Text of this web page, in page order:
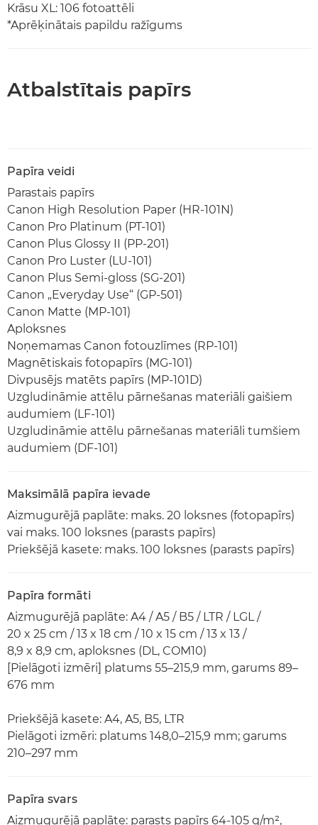
Krāsu XL: 106 fotoattēli
*Aprēķinātais papildu ražīgums
Atbalstītais papīrs
Papīra veidi
Parastais papīrs
Canon High Resolution Paper (HR-101N)
Canon Pro Platinum (PT-101)
Canon Plus Glossy II (PP-201)
Canon Pro Luster (LU-101)
Canon Plus Semi-gloss (SG-201)
Canon „Everyday Use“ (GP-501)
Canon Matte (MP-101)
Aploksnes
Noņemamas Canon fotouzlīmes (RP-101)
Magnētiskais fotopapīrs (MG-101)
Divpusējs matēts papīrs (MP-101D)
Uzgludināmie attēlu pārnešanas materiāli gaišiem
audumiem (LF-101)
Uzgludināmie attēlu pārnešanas materiāli tumšiem
audumiem (DF-101)
Maksimālā papīra ievade
Aizmugurējā paplāte: maks. 20 loksnes (fotopapīrs)
vai maks. 100 loksnes (parasts papīrs)
Priekšējā kasete: maks. 100 loksnes (parasts papīrs)
Papīra formāti
Aizmugurējā paplāte: A4 / A5 / B5 / LTR / LGL /
20 x 25 cm / 13 x 18 cm / 10 x 15 cm / 13 x 13 /
8,9 x 8,9 cm, aploksnes (DL, COM10)
[Pielāgoti izmēri] platums 55–215,9 mm, garums 89–
676 mm
Priekšējā kasete: A4, A5, B5, LTR
Pielāgoti izmēri: platums 148,0–215,9 mm; garums
210–297 mm
Papīra svars
Aizmugurējā paplāte: parasts papīrs 64-105 g/m²,